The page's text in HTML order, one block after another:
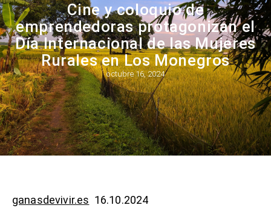
Cine y coloquio de
emprendedoras protagonizan el
Día Internacional de las Mujeres
Rurales en Los Monegros
octubre 16, 2024
ganasdevivir.es 16.10.2024